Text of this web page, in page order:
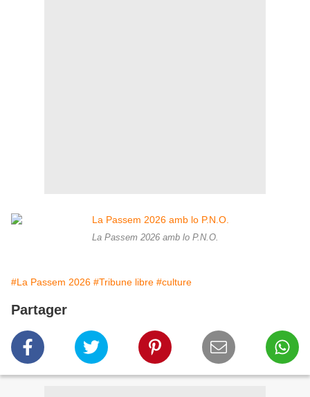
La Passem 2026 amb lo P.N.O.
#La Passem 2026 #Tribune libre #culture
Partager